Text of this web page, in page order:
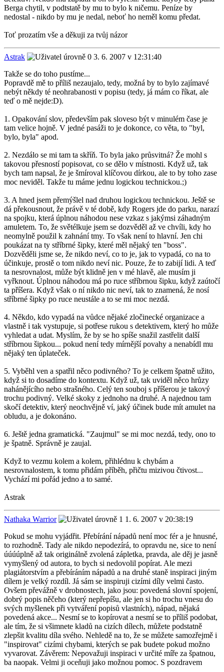
Berga chytil, v podtstatě by mu to bylo k ničemu. Peníze by
nedostal - nikdo by mu je nedal, neboť ho neměl komu předat.
Toť prozatím vše a děkuji za tvůj názor
Astrak
3. 6. 2007 v 12:31:40
Takže se do toho pustíme...
Popravdě mě to příliš nezaujalo, tedy, možná by to bylo zajímavé
nebýt někdy té neohrabanosti v popisu (tedy, já mám co říkat, ale
teď o mě nejde:D).
1. Opakování slov, především pak sloveso být v minulém čase je
tam velice hojně. V jedné pasáži to je dokonce, co věta, to "byl,
bylo, byla" apod.
2. Nezdálo se mi tam ta skříň. To byla jako průsvitná? Že mohl s
takovou přesností popisovat, co se dělo v místnosti. Když už, tak
bych tam napsal, že je šmíroval klíčovou dírkou, ale to by toho zase
moc neviděl. Takže tu máme jednu logickou technickou.;)
3. A hned jsem přemýšlel nad druhou logickou technickou. Ještě se
dá překousnout, že právě v té době, kdy Rogers jde do parku, narazí
na spojku, která úplnou náhodou nese vzkaz s jakýmsi záhadným
amuletem. To, že světélkuje jsem se dozvěděl až ve chvíli, kdy ho
neomylně použil k zahnání tmy. To však není to hlavní. Jen chi
poukázat na ty stříbrné šipky, které měl nějaký ten "boss".
Dozvěděli jsme se, že nikdo neví, co to je, jak to vypadá, co na to
účinkuje, prostě o tom nikdo neví nic. Pouze, že to zabijí lidi. A teď
ta nesrovnalost, může být klidně jen v mé hlavě, ale musím ji
vyřknout. Úplnou náhodou má po ruce stříbrnou šipku, když zaútočí
ta příšera. Když však o ní nikdo nic neví, tak to znamená, že nosí
stříbrné šipky po ruce neustále a to se mi moc nezdá.
4. Někdo, kdo vypadá na vůdce nějaké zločinecké organizace a
vlastně i tak vystupuje, si potřese rukou s detektivem, který ho může
vyhledat a udat. Myslím, že by se ho spíše snažil zastřelit další
stříbrnou šipkou... pokud není tedy mírnější povahy a nenabídl mu
nějaký ten úplateček.
5. Vyběhl ven a spatřil něco podivného? To je celkem špatně užito,
když si to dosadíme do kontextu. Když už, tak uviděl něco hrůzy
nahánějícího nebo strašného. Celý ten souboj s příšerou je takový
trochu podivný. Velké skoky z jednoho na druhé. A najednou tam
skočí detektiv, který neochvějně ví, jaký účinek bude mít amulet na
obludu, a je dokonáno.
6. Ještě jedna gramatická. "Zaujmul" se mi moc nezdá, tedy, ono to
je špatně. Správně je zaujal.
Když to vezmu kolem a kolem, přihlédnu k chybám a
nesrovnalostem, k tomu přidám příběh, přičtu mizivou čtivost...
Vychází mi pořád jedno a to samé.
Astrak
Nathaka Warrior
1. 6. 2007 v 20:38:19
Pokud se mohu vyjádřit. Přebírání nápadů není moc fér a je hnusné,
to rozhodně. Tady ale nikdo nepodezírá, to opravdu ne, sice to není
úúúúplně až tak originálně zvolená zápletka, pravda, ale děj je jasně
vymyšlený od autora, to bych si nedovolil popírat. Ale mezi
plagiátorstvím a přebíráním nápadů a na druhé staně inspiraci jiným
dílem je velký rozdíl. Já sám se inspiruji cizími díly velmi často.
Ovšem převážně v drobnostech, jako jsou: povedená slovní spojení,
dobrý popis něčeho (který nepřepíšu, ale jen si ho trochu vnesu do
svých myšlenek při vytváření popisů vlastních), nápad, nějaká
povedená akce... Nesmí se to kopírovat a nesmí se to příliš podobat,
ale tím, že si všimnete kladů na cizích dílech, můžete podstatně
zlepšit kvalitu díla svého. Nehledě na to, že se můžete samozřejmě i
"inspirovat" cizími chybami, kterých se pak budete pokud možno
vyvarovat. Závěrem: Nepovažuji inspiraci v určité míře za špatnou,
ba naopak. Velmi ji oceňuji jako možnou pomoc. S pozdravem